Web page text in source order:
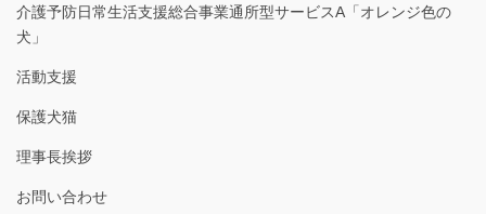
介護予防日常生活支援総合事業通所型サービスA「オレンジ色の
犬」
活動支援
保護犬猫
理事長挨拶
お問い合わせ